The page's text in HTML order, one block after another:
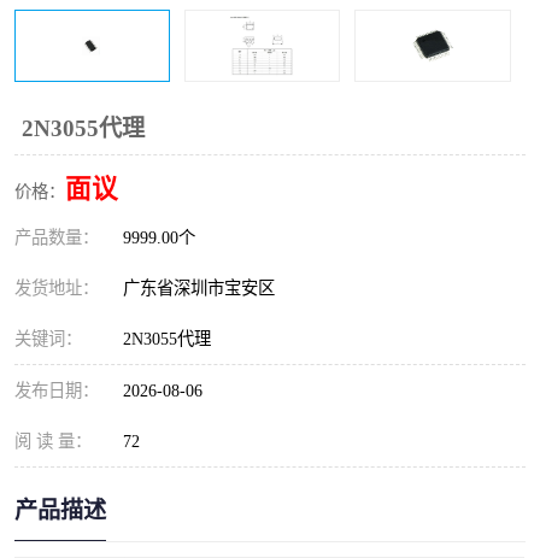
2N3055代理
价格： 面议
产品数量： 9999.00个
发货地址： 广东省深圳市宝安区
关键词： 2N3055代理
发布日期： 2026-08-06
阅 读 量： 72
产品描述
FT61F021